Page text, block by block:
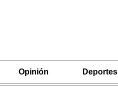
Opinión Deportes